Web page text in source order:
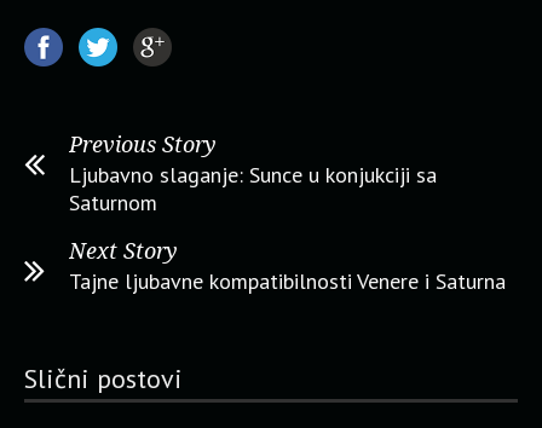
Previous Story
Ljubavno slaganje: Sunce u konjukciji sa
Saturnom
Next Story
Tajne ljubavne kompatibilnosti Venere i Saturna
Slični postovi